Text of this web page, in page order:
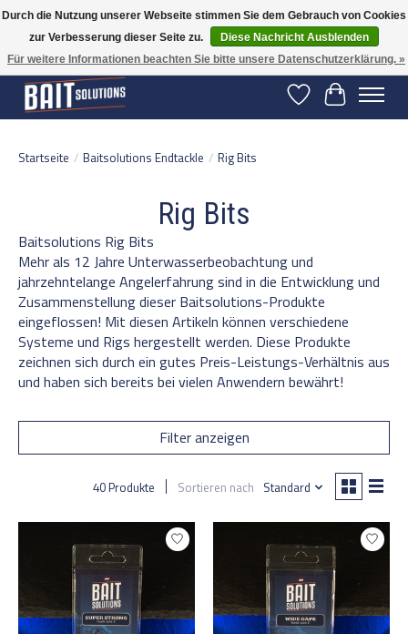
Gratis verzending vanaf 50 euro binnen NL | Op voorraad binnen 2-5 werkdagen
verzonden | België vanaf 70 euro gratis verzonden
Wunschzettel
Ihr
Startseite / Baitsolutions Endtackle / Rig Bits
Rig Bits
Baitsolutions Rig Bits
Mehr als 12 Jahre Unterwasserbeobachtung und
jahrzehntelange Angelerfahrung sind in die Entwicklung und
Zusammenstellung dieser Baitsolutions-Produkte
eingeflossen! Mit diesen Artikeln können verschiedene
Systeme und Rigs hergestellt werden. Diese Produkte
zeichnen sich durch ein gutes Preis-Leistungs-Verhältnis aus
und haben sich bereits bei vielen Anwendern bewährt!
Filter anzeigen
40 Produkte Sortieren nach Standard
Durch die Nutzung unserer Webseite stimmen Sie dem Gebrauch von Cookies
zur Verbesserung dieser Seite zu.
Diese Nachricht Ausblenden
Für weitere Informationen beachten Sie bitte unsere Datenschutzerklärung. »